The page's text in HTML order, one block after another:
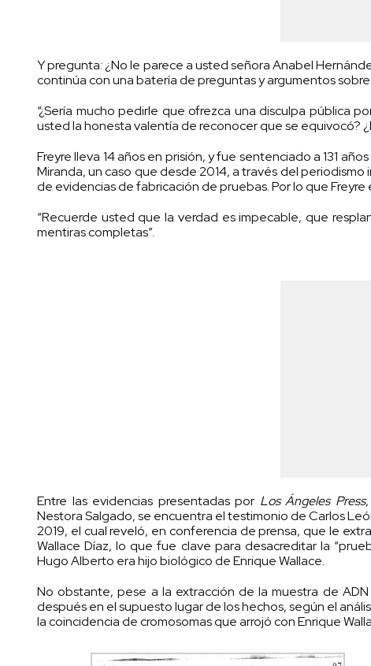
Y pregunta: ¿No le parece a usted señora Anabel
continúa con una batería de preguntas y argumentos
“¿Sería mucho pedirle que ofrezca una disculpa pública
usted la honesta valentía de reconocer que se equivocó?
Freyre lleva 14 años en prisión, y fue sentenciado a 131
Miranda, un caso que desde 2014, a través del
de evidencias de fabricación de pruebas. Por lo que
“Recuerde usted que la verdad es impecable, que
mentiras completas”.
Entre las evidencias presentadas por Los Ángeles Press
Nestora Salgado, se encuentra el testimonio de Carlos
2019, el cual reveló, en conferencia de prensa, que le
Wallace Díaz, lo que fue clave para desacreditar la
Hugo Alberto era hijo biológico de Enrique Wallace.
No obstante, pese a la extracción de la muestra de
después en el supuesto lugar de los hechos, según el
la coincidencia de cromosomas que arrojó con Enrique